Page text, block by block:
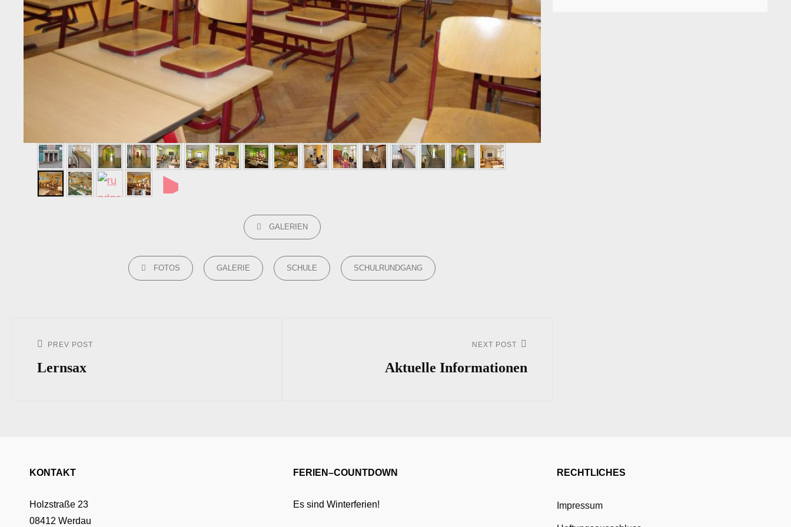
►
CATEGORIES
GALERIEN
TAGS,
FOTOS GALERIE SCHULE SCHULRUNDGANG
Navigation
Previous
Post
PREV POST
Lernsax
NEXT POST
Aktuelle Informationen
KONTAKT
Holzstraße 23
08412 Werdau
FERIEN–COUNTDOWN
Es sind Winterferien!
RECHTLICHES
Impressum